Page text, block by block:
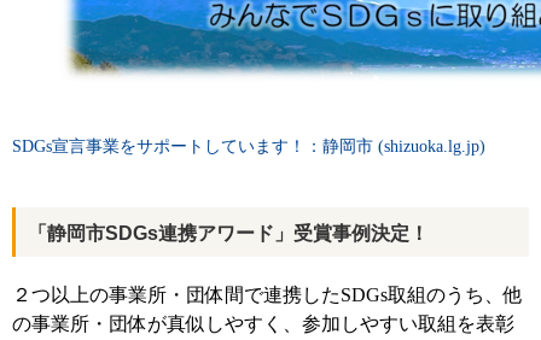
SDGs宣言事業をサポートしています！：静岡市 (shizuoka.lg.jp)
「静岡市SDGs連携アワード」受賞事例決定！
２つ以上の事業所・団体間で連携したSDGs取組のうち、他
の事業所・団体が真似しやすく、参加しやすい取組を表彰